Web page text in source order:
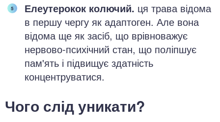
Елеутерокок колючий. ця трава відома
в першу чергу як адаптоген. Але вона
відома ще як засіб, що врівноважує
нервово-психічний стан, що поліпшує
пам'ять і підвищує здатність
концентруватися.
Чого слід уникати?